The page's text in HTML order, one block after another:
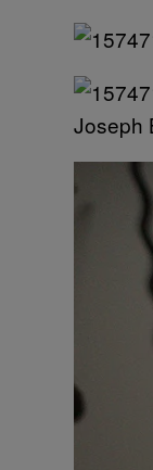
Joseph